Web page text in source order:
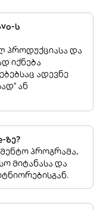
ს
პროდუქციასა და
იქნება
ადევნე
ან
ზე?
პროგრამა,
მიტანასა და